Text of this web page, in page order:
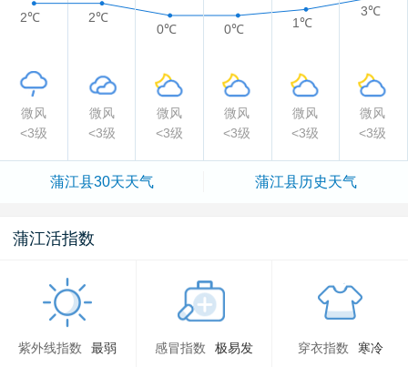
2℃ 2℃
0℃ 0℃ 1℃
3℃
微风 微风 微风 微风 微风
微风
<3级
<3级 <3级 <3级 <3级 <3级
蒲江县30天天气 蒲江县历史天气
蒲江活指数
紫外线指数 最弱 感冒指数 极易发 穿衣指数 寒冷